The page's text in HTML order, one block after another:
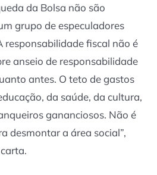
da Bolsa não são
grupo de especuladores
responsabilidade fiscal não é
anseio de responsabilidade
antes. O teto de gastos
da saúde, da cultura,
gananciosos. Não é
desmontar a área social”,